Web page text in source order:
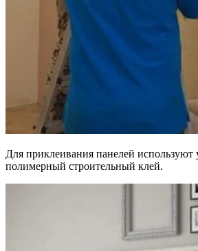
Для приклеивания панелей используют
полимерный строительный клей.